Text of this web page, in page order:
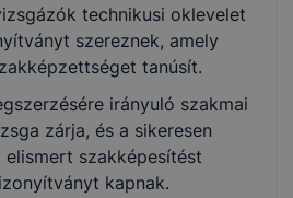
technikusi oklevelet
szereznek, amely
tanúsít.
irányuló szakmai
zárja, és a sikeresen
szakképesítést
kapnak.